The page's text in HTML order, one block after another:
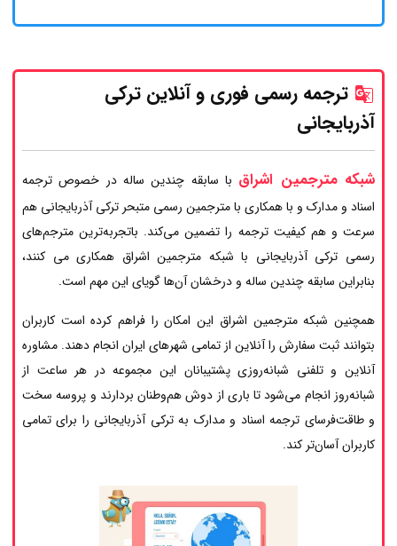
ترجمه رسمی فوری و آنلاین ترکی
آذربایجانی
شبکه مترجمین اشراق با سابقه چندین ساله در خصوص ترجمه
اسناد و مدارک و با همکاری با مترجمین رسمی متبحر ترکی آذربایجانی هم
سرعت و هم کیفیت ترجمه را تضمین می‌کند. باتجربه‌ترین مترجم‌های
رسمی ترکی آذربایجانی با شبکه مترجمین اشراق همکاری می کنند،
بنابراین سابقه چندین ساله و درخشان آن‌ها گویای این مهم است.
همچنین شبکه مترجمین اشراق این امکان را فراهم کرده است کاربران
بتوانند ثبت سفارش را آنلاین از تمامی شهرهای ایران انجام دهند. مشاوره
آنلاین و تلفنی شبانه‌روزی پشتیبانان این مجموعه در هر ساعت از
شبانه‌روز انجام می‌شود تا باری از دوش هم‌وطنان بردارند و پروسه سخت
و طاقت‌فرسای ترجمه اسناد و مدارک به ترکی آذربایجانی را برای تمامی
کاربران آسان‌تر کند.